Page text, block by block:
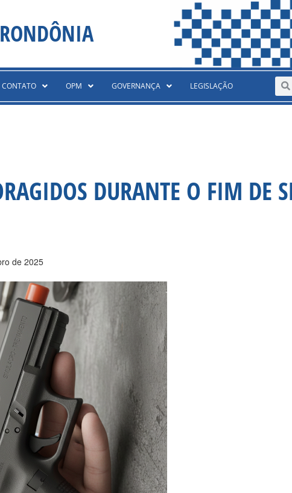
CONTATO OPM GOVERNANÇA LEGISLAÇÃO
DURANTE O FIM DE
de 2025